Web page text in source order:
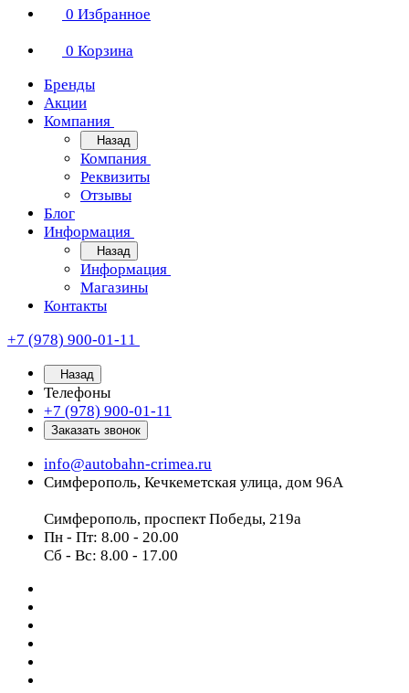
0 Избранное
0 Корзина
Бренды
Акции
Компания
Назад
Компания
Реквизиты
Отзывы
Блог
Информация
Назад
Информация
Магазины
Контакты
+7 (978) 900-01-11
Назад
Телефоны
+7 (978) 900-01-11
Заказать звонок
info@autobahn-crimea.ru
Симферополь, Кечкеметская улица, дом 96А
Симферополь, проспект Победы, 219а
Пн - Пт: 8.00 - 20.00
Сб - Вс: 8.00 - 17.00